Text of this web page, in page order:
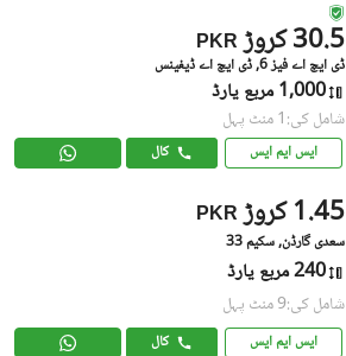
PKR 30.5 کروڑ
ڈی ایچ اے فیز 6, ڈی ایچ اے ڈیفینس
1,000 مربع یارڈ
شامل کی:1 منٹ پہل
ایس ایم ایس کال
PKR 1.45 کروڑ
سعدی گارڈن, سکیم 33
240 مربع یارڈ
شامل کی:9 منٹ پہل
ایس ایم ایس کال